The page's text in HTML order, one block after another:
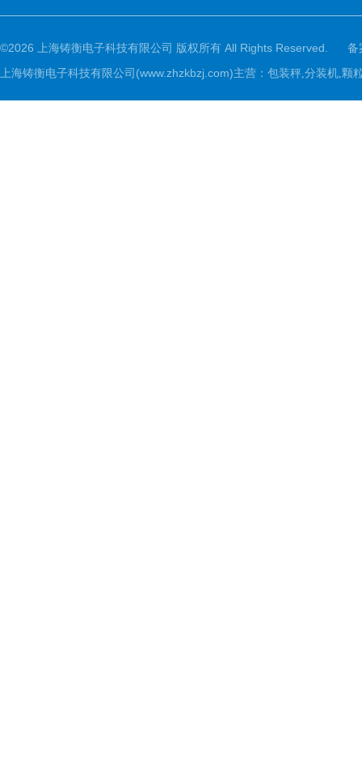
©2026 上海铸衡电子科技有限公司 版权所有 All Rights Reserved.
备
上海铸衡电子科技有限公司(www.zhzkbzj.com)主营： 包装秤,分装机,颗